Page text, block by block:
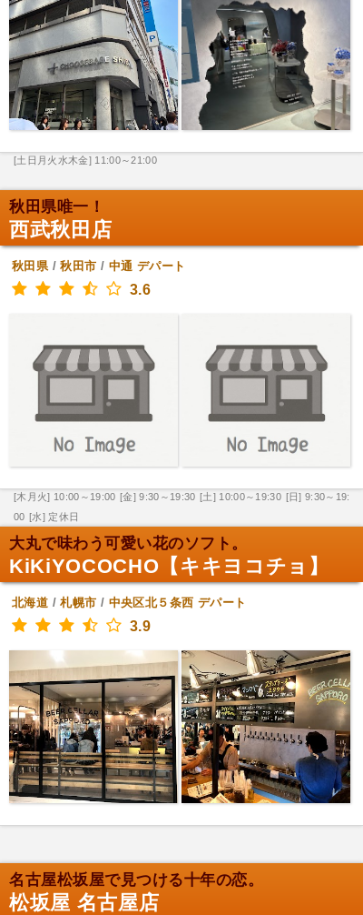
[土日月火水木金] 11:00～21:00
秋田県唯一！
西武秋田店
秋田県/秋田市 / 中通 デパート
3.6
[木月火] 10:00～19:00 [金] 9:30～19:30 [土] 10:00～19:30 [日] 9:30～19:
00 [水] 定休日
大丸で味わう可愛い花のソフト。
KiKiYOCOCHO【キキヨコチョ】
北海道 /札幌市 / 中央区北５条西 デパート
3.9
名古屋松坂屋で見つける十年の恋。
松坂屋 名古屋店